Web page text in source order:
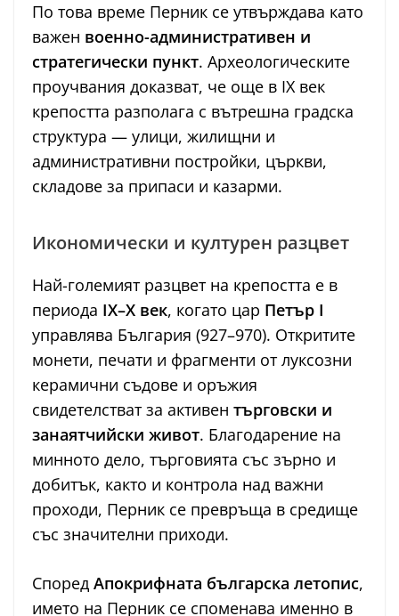
По това време Перник се утвърждава като
важен военно-административен и
стратегически пункт. Археологическите
проучвания доказват, че още в IX век
крепостта разполага с вътрешна градска
структура — улици, жилищни и
административни постройки, църкви,
складове за припаси и казарми.
Икономически и културен разцвет
Най-големият разцвет на крепостта е в
периода IX–X век, когато цар Петър I
управлява България (927–970). Откритите
монети, печати и фрагменти от луксозни
керамични съдове и оръжия
свидетелстват за активен търговски и
занаятчийски живот. Благодарение на
минното дело, търговията със зърно и
добитък, както и контрола над важни
проходи, Перник се превръща в средище
със значителни приходи.
Според Апокрифната българска летопис,
името на Перник се споменава именно в